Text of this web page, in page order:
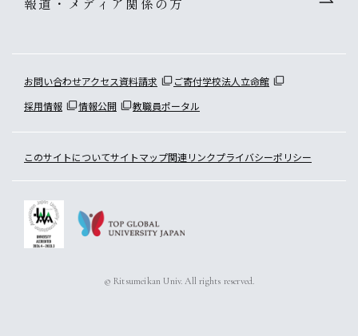
お問い合わせアクセス資料請求 ご寄付学校法人立命館
採用情報
情報公開 教職員ポータル
このサイトについてサイトマップ関連リンクプライバシーポリシー
© Ritsumeikan Univ. All rights reserved.